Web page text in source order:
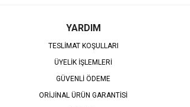
YARDIM
TESLİMAT KOŞULLARI
ÜYELİK İŞLEMLERİ
GÜVENLİ ÖDEME
ORİJİNAL ÜRÜN GARANTİSİ